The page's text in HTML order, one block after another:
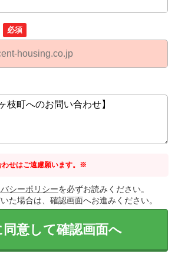
必須
せはご遠慮願います。※
シーポリシーを必ずお読みください。
た場合は、確認画面へお進みください。
同意して確認画面へ